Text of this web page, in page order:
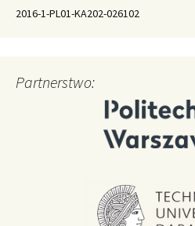
2016-1-PL01-KA202-026102
Partnerstwo: